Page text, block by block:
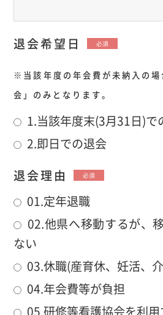
退会希望日 必須
※当該年度の年会費が未納入の
会」のみとなります。
1.当該年度末(3月31日)で
2.即日での退会
退会理由
必須
01.定年退職
02.他県へ移動するが、
ない
03.休職(産育休、妊活、
04.年会費等が負担
05.研修等看護協会を利